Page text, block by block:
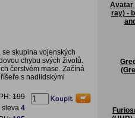
se skupina vojenských
chybu svých životů.
čerstvém mase. Začíná
s nadlidskými
199
sleva 4
Avatar
ray) -